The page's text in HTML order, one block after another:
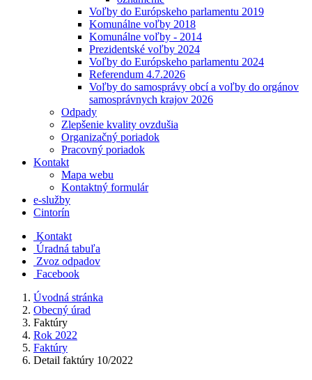
Voľby do Európskeho parlamentu 2019
Komunálne voľby 2018
Komunálne voľby - 2014
Prezidentské voľby 2024
Voľby do Európskeho parlamentu 2024
Referendum 4.7.2026
Voľby do samosprávy obcí a voľby do orgánov
samosprávnych krajov 2026
Odpady
Zlepšenie kvality ovzdušia
Organizačný poriadok
Pracovný poriadok
Kontakt
Mapa webu
Kontaktný formulár
e-služby
Cintorín
Kontakt
Úradná tabuľa
Zvoz odpadov
Facebook
Úvodná stránka
Obecný úrad
Faktúry
Rok 2022
Faktúry
Detail faktúry 10/2022